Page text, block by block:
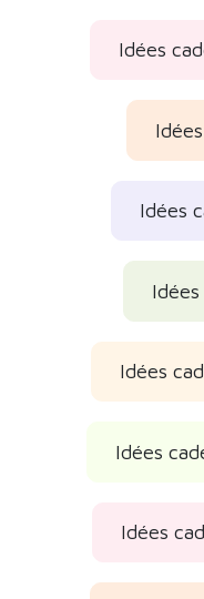
Idées
Idées
Idées
Idées
Idées